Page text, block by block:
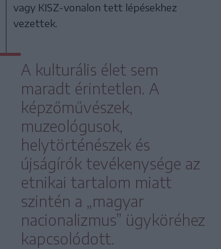
vagy KISZ-vonalon tett lépésekhez
vezettek.
A kulturális élet sem
maradt érintetlen. A
képzőművészek,
muzeológusok,
helytörténészek és
újságírók tevékenysége az
etnikai tartalom miatt
szintén a „magyar
nacionalizmus” ügyköréhez
kapcsolódott.